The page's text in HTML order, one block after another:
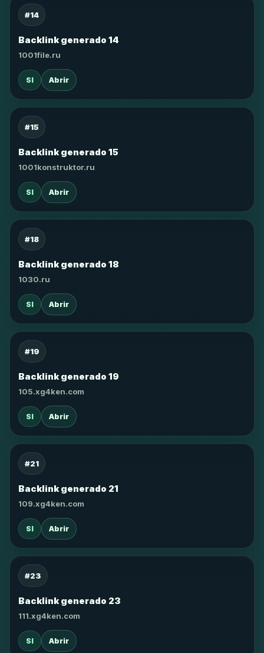
#14
Backlink generado 14
1001file.ru
SI Abrir
#15
Backlink generado 15
1001konstruktor.ru
SI Abrir
#18
Backlink generado 18
1030.ru
SI Abrir
#19
Backlink generado 19
105.xg4ken.com
SI Abrir
#21
Backlink generado 21
109.xg4ken.com
SI Abrir
#23
Backlink generado 23
111.xg4ken.com
SI Abrir